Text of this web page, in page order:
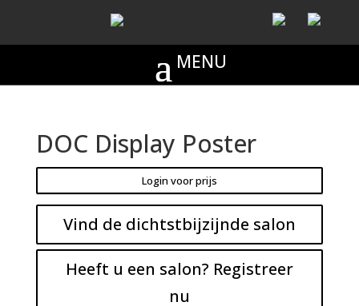
DOC Display Poster
Login voor prijs
Vind de dichtstbijzijnde salon
Heeft u een salon? Registreer
nu